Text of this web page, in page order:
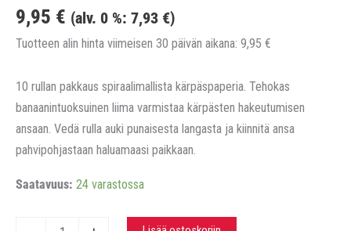
9,95 € (alv. 0 %: 7,93 €)
Tuotteen alin hinta viimeisen 30 päivän aikana: 9,95 €
10 rullan pakkaus spiraalimallista kärpäspaperia. Tehokas
banaanintuoksuinen liima varmistaa kärpästen hakeutumisen
ansaan. Vedä rulla auki punaisesta langasta ja kiinnitä ansa
pahvipohjastaan haluamaasi paikkaan.
Saatavuus: 24 varastossa
Kärpäspaperi,